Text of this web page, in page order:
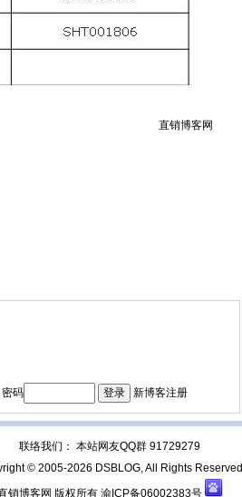
直销博客网
码 新博客注册
联络我们： 本站网友QQ群 91729279
© 2005-2026 DSBLOG, All Rights Reserved
销博客网 版权所有 渝ICP备06002383号